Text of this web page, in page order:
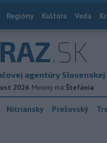
Regióny Kultúra Veda
.SK
agentúry
2026 Meniny má Štefánia
Nitriansky Prešovský